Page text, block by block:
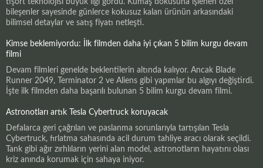
bileşenler sayesinde günlerce kokusuz kalan ürünün arkasındaki
bilimsel detaylar ve satış fiyatı netleşti.
Kimse beklemiyordu: İlk filmden daha iyi çıkan 5 bilim kurgu devam
filmi
Devam filmleri genelde beklentilerin altında kalıyor. Ancak Blade
Runner 2049, Terminator 2 ve Aliens gibi yapımlar bu algıyı değiştirdi.
İşte ilk filmden daha başarılı bulunan 5 bilim kurgu devam filmi.
Astronotları artık Tesla Cybertruck koruyacak
Defalarca geri çağrılan ve paslanma sorunlarıyla tartışılan Tesla
Cybertruck, fırlatma sahasında acil durum tahliye aracı olarak seçildi.
Tank gibi ağır zırhlıların yerini alan model, astronotların hayatını olası
kriz anında korumak için sahaya iniyor.